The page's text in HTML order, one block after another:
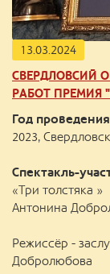
13.03.2024
СВЕРДЛОВСИЙ
РАБОТ ПРЕМИЯ
Год
2023,
Спектакль-
«Три толстяка »
Антонина
Режиссёр -
Добролюбова